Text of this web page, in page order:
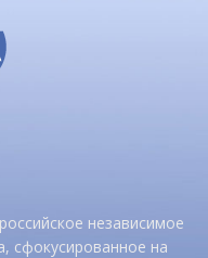
независимое
сфокусированное на